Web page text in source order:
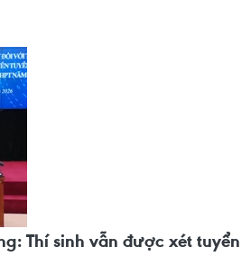
Thí sinh vẫn được xét tuyển